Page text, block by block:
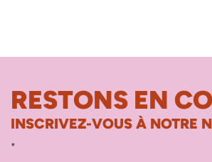
RESTONS EN
INSCRIVEZ-VOUS À NOTRE
*